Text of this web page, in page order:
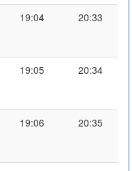
19:04 20:33
19:05 20:34
19:06 20:35